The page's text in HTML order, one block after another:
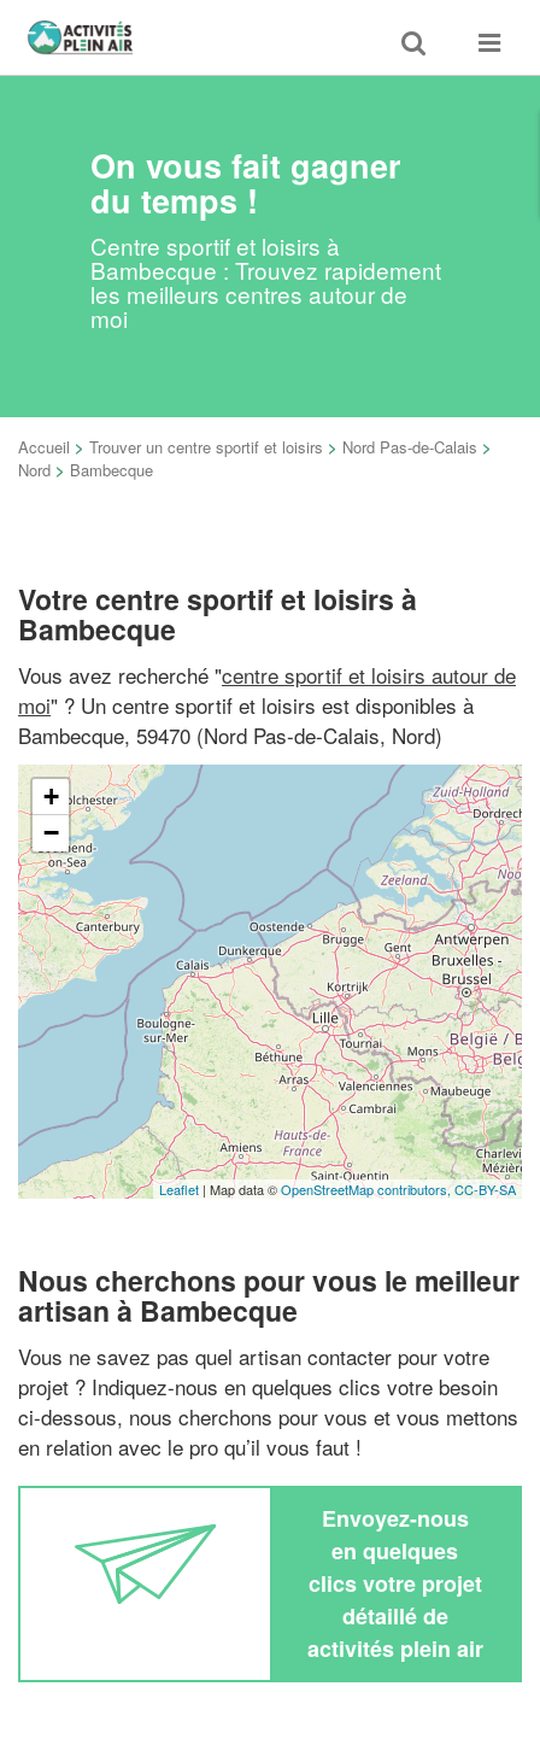
Toggle
search
Toggle
On vous fait gagner
du temps !
Centre sportif et loisirs à
Bambecque : Trouvez rapidement
les meilleurs centres autour de
moi
Accueil > Trouver un centre sportif et loisirs > Nord Pas-de-Calais >
Nord > Bambecque
Votre centre sportif et loisirs à
Bambecque
Vous avez recherché "centre sportif et loisirs autour de
moi" ? Un centre sportif et loisirs est disponibles à
Bambecque, 59470 (Nord Pas-de-Calais, Nord)
+
−
Leaflet | Map data ©OpenStreetMap contributors, CC-BY-SA
Nous cherchons pour vous le meilleur
artisan à Bambecque
Vous ne savez pas quel artisan contacter pour votre
projet ? Indiquez-nous en quelques clics votre besoin
ci-dessous, nous cherchons pour vous et vous mettons
en relation avec le pro qu’il vous faut !
Envoyez-nous
en quelques
clics votre projet
détaillé de
activités plein air